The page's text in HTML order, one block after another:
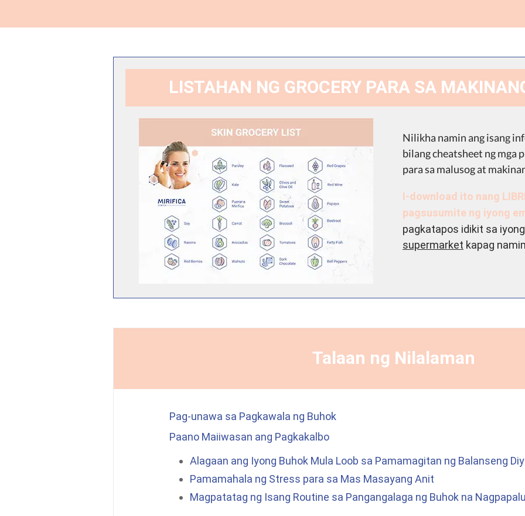
LISTAHAN NG GROCERY PARA SA
Nilikha namin ang isang
bilang cheatsheet ng mga
para sa malusog at
I-download ito nang
pagsusumite ng iyong
pagkatapos idikit sa
supermarket kapag
Talaan ng Nilalaman
Pag-unawa sa Pagkawala ng Buhok
Paano Maiiwasan ang Pagkakalbo
Alagaan ang Iyong Buhok Mula Loob sa Pamamagitan ng Balanseng
Pamamahala ng Stress para sa Mas Masayang Anit
Magpatatag ng Isang Routine sa Pangangalaga ng Buhok na